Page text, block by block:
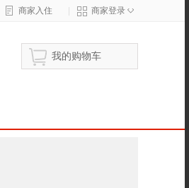
商家入住 商家登录 ◇
我的购物车